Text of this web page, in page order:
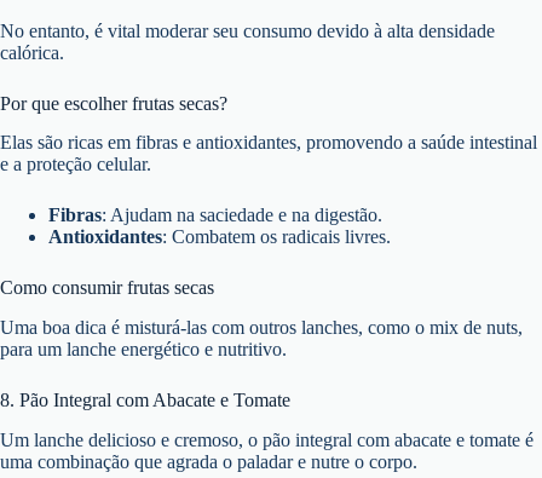
No entanto, é vital moderar seu consumo devido à alta densidade
calórica.
Por que escolher frutas secas?
Elas são ricas em fibras e antioxidantes, promovendo a saúde intestinal
e a proteção celular.
Fibras: Ajudam na saciedade e na digestão.
Antioxidantes: Combatem os radicais livres.
Como consumir frutas secas
Uma boa dica é misturá-las com outros lanches, como o mix de nuts,
para um lanche energético e nutritivo.
8. Pão Integral com Abacate e Tomate
Um lanche delicioso e cremoso, o pão integral com abacate e tomate é
uma combinação que agrada o paladar e nutre o corpo.